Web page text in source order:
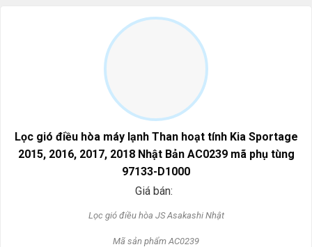
Lọc gió điều hòa máy lạnh Than hoạt tính Kia Sportage
2015, 2016, 2017, 2018 Nhật Bản AC0239 mã phụ tùng
97133-D1000
Giá bán:
Lọc gió điều hòa JS Asakashi Nhật
Mã sản phẩm AC0239